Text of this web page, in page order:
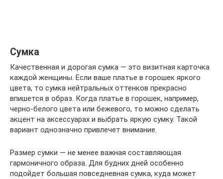
Сумка
Качественная и дорогая сумка — это визитная карточка
каждой женщины. Если ваше платье в горошек яркого
цвета, то сумка нейтральных оттенков прекрасно
впишется в образ. Когда платье в горошек, например,
черно-белого цвета или бежевого, то можно сделать
акцент на аксессуарах и выбрать яркую сумку. Такой
вариант однозначно привлечет внимание.
Размер сумки — не менее важная составляющая
гармоничного образа. Для будних дней особенно
подойдет большая повседневная сумка, куда может